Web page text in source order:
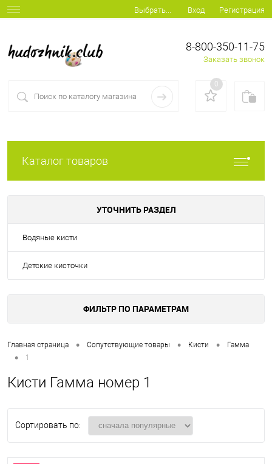
Выбрать... Вход Регистрация
8-800-350-11-75
Заказать звонок
0
Каталог товаров
УТОЧНИТЬ РАЗДЕЛ
Водяные кисти
Детские кисточки
ФИЛЬТР ПО ПАРАМЕТРАМ
Главная страница • Сопутствующие товары • Кисти • Гамма
• 1
Кисти Гамма номер 1
Сортировать по: